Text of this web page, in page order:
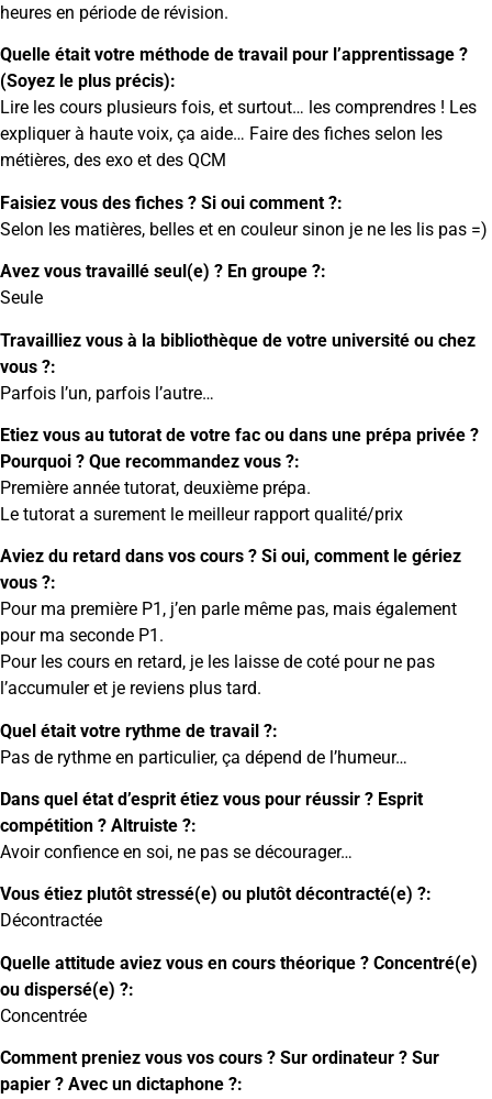
heures en période de révision.
Quelle était votre méthode de travail pour l’apprentissage ?
(Soyez le plus précis):
Lire les cours plusieurs fois, et surtout… les comprendres ! Les
expliquer à haute voix, ça aide… Faire des fiches selon les
métières, des exo et des QCM
Faisiez vous des fiches ? Si oui comment ?:
Selon les matières, belles et en couleur sinon je ne les lis pas =)
Avez vous travaillé seul(e) ? En groupe ?:
Seule
Travailliez vous à la bibliothèque de votre université ou chez
vous ?:
Parfois l’un, parfois l’autre…
Etiez vous au tutorat de votre fac ou dans une prépa privée ?
Pourquoi ? Que recommandez vous ?:
Première année tutorat, deuxième prépa.
Le tutorat a surement le meilleur rapport qualité/prix
Aviez du retard dans vos cours ? Si oui, comment le gériez
vous ?:
Pour ma première P1, j’en parle même pas, mais également
pour ma seconde P1.
Pour les cours en retard, je les laisse de coté pour ne pas
l’accumuler et je reviens plus tard.
Quel était votre rythme de travail ?:
Pas de rythme en particulier, ça dépend de l’humeur…
Dans quel état d’esprit étiez vous pour réussir ? Esprit
compétition ? Altruiste ?:
Avoir confience en soi, ne pas se décourager…
Vous étiez plutôt stressé(e) ou plutôt décontracté(e) ?:
Décontractée
Quelle attitude aviez vous en cours théorique ? Concentré(e)
ou dispersé(e) ?:
Concentrée
Comment preniez vous vos cours ? Sur ordinateur ? Sur
papier ? Avec un dictaphone ?: